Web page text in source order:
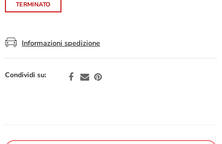
TERMINATO
Informazioni spedizione
Condividi su: